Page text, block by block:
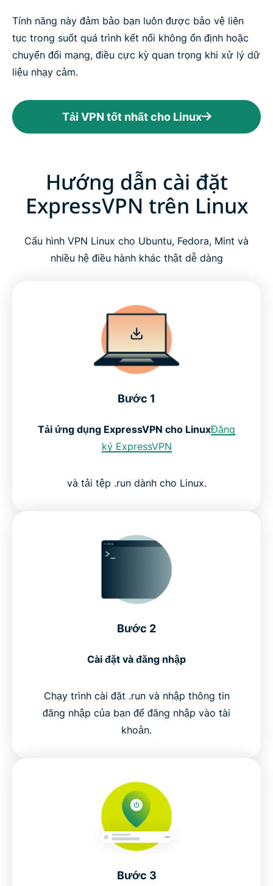
Tính năng này đảm bảo bạn luôn được bảo vệ liên
tục trong suốt quá trình kết nối không ổn định hoặc
chuyển đổi mạng, điều cực kỳ quan trọng khi xử lý dữ
liệu nhạy cảm.
Tải VPN tốt nhất cho Linux
Hướng dẫn cài đặt
ExpressVPN trên Linux
Cấu hình VPN Linux cho Ubuntu, Fedora, Mint và
nhiều hệ điều hành khác thật dễ dàng
Bước 1
Tải ứng dụng ExpressVPN cho LinuxĐăng
ký ExpressVPN
và tải tệp .run dành cho Linux.
Bước 2
Cài đặt và đăng nhập
Chạy trình cài đặt .run và nhập thông tin
đăng nhập của bạn để đăng nhập vào tài
khoản.
Bước 3